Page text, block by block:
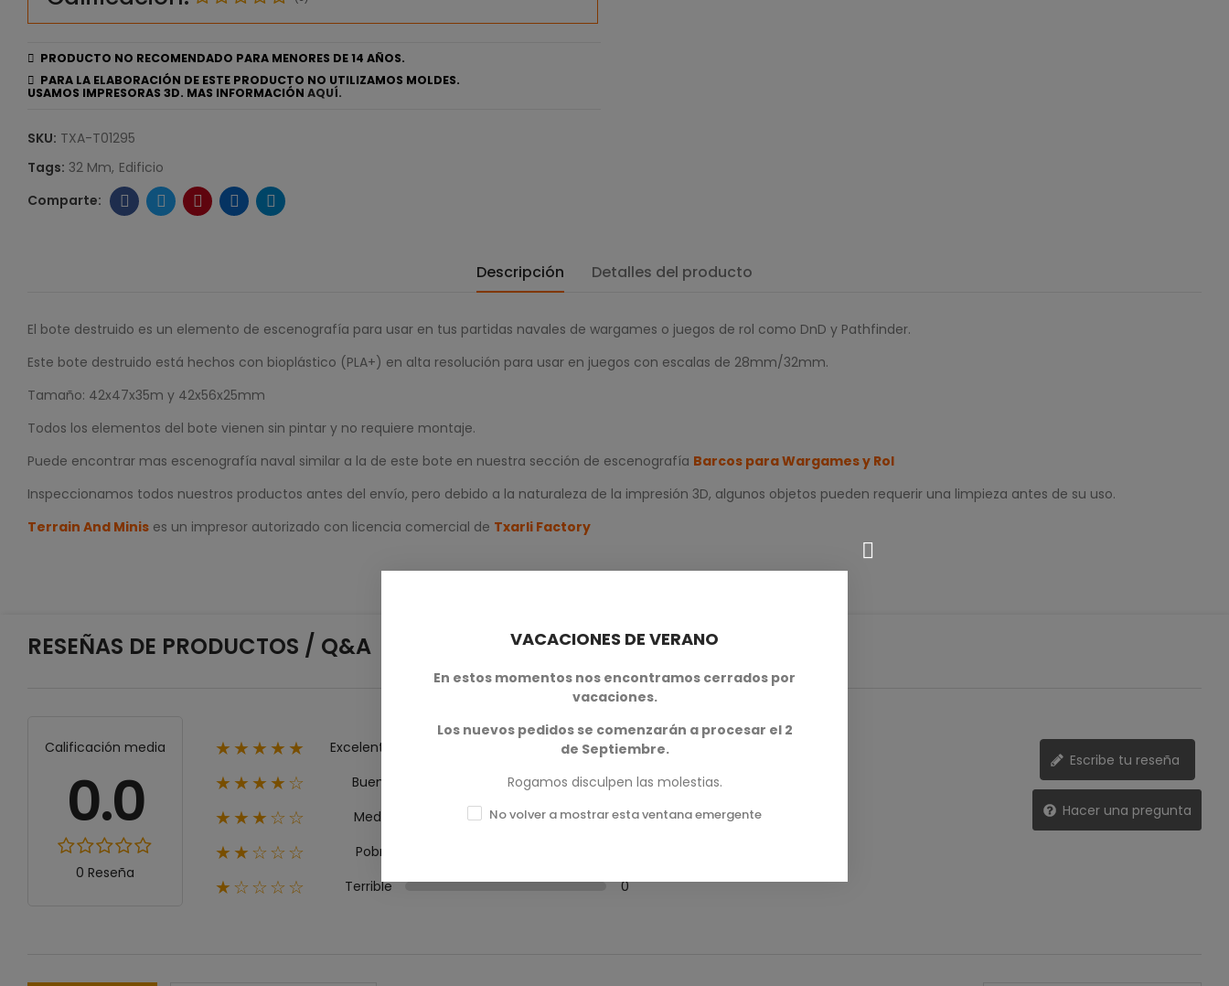
PRODUCTO NO RECOMENDADO PARA MENORES DE 14 AÑOS.
PARA LA ELABORACIÓN DE ESTE PRODUCTO NO UTILIZAMOS MOLDES.
USAMOS IMPRESORAS 3D. MAS INFORMACIÓN AQUÍ.
SKU: TXA-T01295
Tags: 32 Mm Edificio
Descripción Detalles del producto
El bote destruido es un elemento de escenografía para usar en tus partidas navales de wargames o juegos de rol como DnD y Pathfinder.
Este bote destruido está hechos con bioplástico (PLA+) en alta resolución para usar en juegos con escalas de 28mm/32mm.
Tamaño: 42x47x35m y 42x56x25mm
Todos los elementos del bote vienen sin pintar y no requiere montaje.
Puede encontrar mas escenografía naval similar a la de este bote en nuestra sección de escenografía Barcos para Wargames y Rol
Inspeccionamos todos nuestros productos antes del envío, pero debido a la naturaleza de la impresión 3D, algunos objetos pueden requerir una limpieza antes de su uso.
Terrain And Minis es un impresor autorizado con licencia comercial de Txarli Factory
RESEÑAS DE PRODUCTOS / Q&A
Calificación media
0.0
0 Reseña
★★★★★ Excelente 0
★★★★☆ Bueno 0
★★★☆☆ Medio 0
★★☆☆☆ Pobre
★☆☆☆☆ Terrible 0
Escribe tu reseña
Hacer una pregunta
VACACIONES DE VERANO
En estos momentos nos encontramos cerrados por
vacaciones.
Los nuevos pedidos se comenzarán a procesar el 2
de Septiembre.
Rogamos disculpen las molestias.
No volver a mostrar esta ventana emergente